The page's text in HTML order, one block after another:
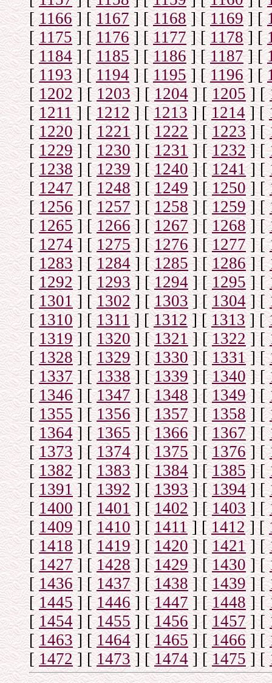
[1166] [1167] [1168] [1169] [
[1175] [1176] [1177] [1178] [
[1184] [1185] [1186] [1187] [
[1193] [1194] [1195] [1196] [
[1202] [1203] [1204] [1205] [
[1211] [1212] [1213] [1214] [
[1220] [1221] [1222] [1223] [
[ 1229] [1230] [1231] [1232] [
[1238] [1239] [1240] [1241] [
[1247] [1248] [1249 ] [1250] [
[1256] [1257] [1258] [1259] [
[1265] [1266] [1267] [1268] [
[1274] [1275] [1276] [1277] [
[1283] [1284] [1285] [1286] [
[1292] [1293] [1294 ] [1295] [
[1301] [1302] [1303] [1304] [
[1310] [1311] [1312] [1313] [
[1319] [1320] [1321] [1322] [
[1328] [1329] [1330] [1331] [
[1337] [1338] [1339] [1340] [
[1346] [1347] [1348] [1349] [
[1355] [1356] [1357] [1358] [
[1364] [1365] [1366] [1367] [
[1373] [1374] [1375] [1376] [
[1382] [1383] [1384] [1385] [
[1391] [1392] [1393] [1394] [
[1400] [1401] [1402] [1403] [
[1409] [1410] [1411] [1412] [
[1418] [1419] [1420] [1421] [
[1427] [1428] [1429] [1430] [
[1436] [1437] [1438] [1439] [
[1445] [1446] [1447] [1448] [
[1454] [1455] [1456] [1457] [
[1463] [1464] [1465] [1466] [
[1472] [1473] [1474] [1475] [